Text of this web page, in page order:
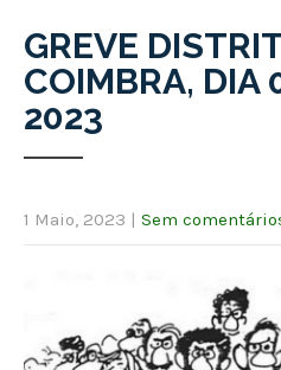
GREVE
COIMBRA, DIA
2023
1 Maio, 2023 | Sem